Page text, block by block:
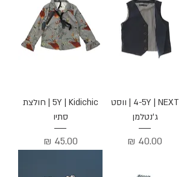
4-5Y | NEXT | ווסט
ג'נטלמן
מחיר
5Y | Kidichic | חולצת
סתיו
מחיר